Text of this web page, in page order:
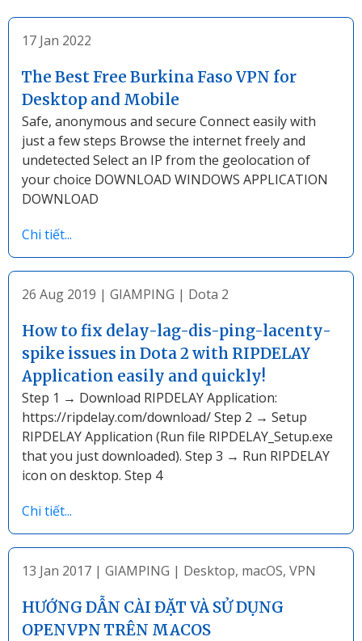
17 Jan 2022
The Best Free Burkina Faso VPN for
Desktop and Mobile
Safe, anonymous and secure Connect easily with
just a few steps Browse the internet freely and
undetected Select an IP from the geolocation of
your choice DOWNLOAD WINDOWS APPLICATION
DOWNLOAD
Chi tiết...
26 Aug 2019 | GIAMPING | Dota 2
How to fix delay-lag-dis-ping-lacenty-
spike issues in Dota 2 with RIPDELAY
Application easily and quickly!
Step 1 → Download RIPDELAY Application:
https://ripdelay.com/download/ Step 2 → Setup
RIPDELAY Application (Run file RIPDELAY_Setup.exe
that you just downloaded). Step 3 → Run RIPDELAY
icon on desktop. Step 4
Chi tiết...
13 Jan 2017 | GIAMPING | Desktop, macOS, VPN
HƯỚNG DẪN CÀI ĐẶT VÀ SỬ DỤNG
OPENVPN TRÊN MACOS